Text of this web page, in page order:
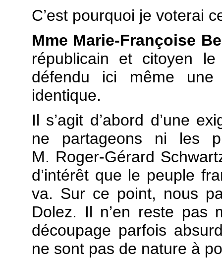
C’est pourquoi je voterai
Mme Marie-Françoise
républicain et citoyen le
défendu ici même
identique.
Il s’agit d’abord d’une
ne partageons ni les
M. Roger-Gérard
d’intérêt que le peuple
va. Sur ce point, nous
Dolez. Il n’en reste pas
découpage parfois
ne sont pas de nature à